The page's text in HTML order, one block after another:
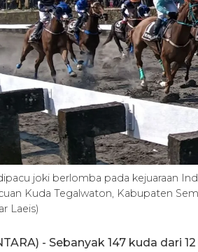
joki berlomba pada kejuaraan
Kuda Tegalwaton, Kabupaten
Laeis)
- Sebanyak 147 kuda dari